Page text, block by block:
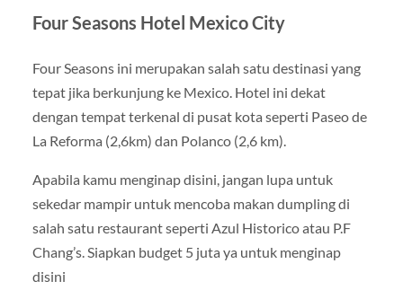
Four Seasons Hotel Mexico City
Four Seasons ini merupakan salah satu destinasi yang
tepat jika berkunjung ke Mexico. Hotel ini dekat
dengan tempat terkenal di pusat kota seperti Paseo de
La Reforma (2,6km) dan Polanco (2,6 km).
Apabila kamu menginap disini, jangan lupa untuk
sekedar mampir untuk mencoba makan dumpling di
salah satu restaurant seperti Azul Historico atau P.F
Chang’s. Siapkan budget 5 juta ya untuk menginap
disini